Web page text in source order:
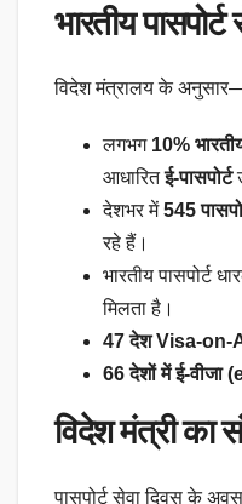
भारतीय
विदेश मंत्रालय के
लगभग 10%
आधारितई-पासपोर्ट
देशभर में545
रहे हैं।
भारतीय पासपोर्ट
मिलता है।
47 देश Visa-on-
66 देशों में ई-वीजा
विदेश मंत्री का
पासपोर्ट सेवा दिवस के